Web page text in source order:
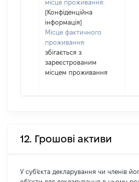
місце проживання:
[Конфіденційна
інформація]
Місце фактичного
проживання:
збігається з
зареєстрованим
місцем проживання
12. Грошові активи
У суб'єкта декларування чи членів